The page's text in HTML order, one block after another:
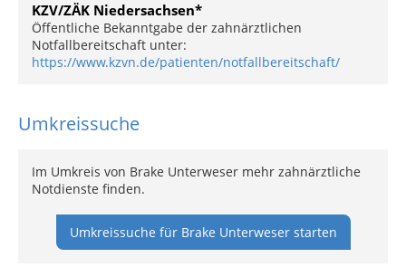
KZV/ZÄK Niedersachsen*
Öffentliche Bekanntgabe der zahnärztlichen
Notfallbereitschaft unter:
https://www.kzvn.de/patienten/notfallbereitschaft/
Umkreissuche
Im Umkreis von Brake Unterweser mehr zahnärztliche
Notdienste finden.
Umkreissuche für Brake Unterweser starten